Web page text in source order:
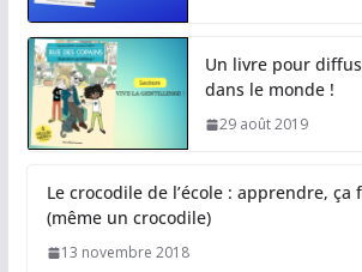
Un livre pour
dans le monde !
29 août 2019
Le crocodile de l’école : apprendre,
(même un crocodile)
13 novembre 2018